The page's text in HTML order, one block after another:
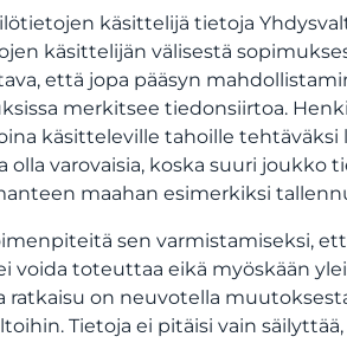
käsittelijä tietoja
käsittelijän välisestä
että jopa pääsyn
merkitsee tiedonsiirtoa.
käsitteleville tahoille
varovaisia, koska suuri joukko
maahan esimerkiksi
sen varmistamiseksi,
voida toteuttaa eikä myöskään
on neuvotella
Tietoja ei pitäisi vain